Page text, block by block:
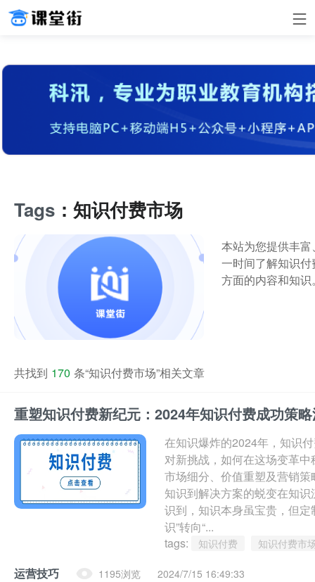
Tags ：知识付费市场
本站为您提供丰
一时间了解知识
方面的内容和知识
共找到 170 条“知识付费市场”相关文章
重塑知识付费新纪元：2024年知识付费成功策
在知识爆炸的2024年，知识
对新挑战，如何在这场变革
市场细分、价值重塑及营销
知识到解决方案的蜕变在知
识到，知识本身虽宝贵，但
识”转向“...
tags:
知识付费 知识付费市
运营技巧 1195浏览 2024/7/15 16:49:33